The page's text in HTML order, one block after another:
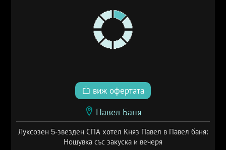
виж офертата
Павел Баня
Луксозен 5-звезден СПА хотел Княз Павел в Павел баня:
Нощувка със закуска и вечеря